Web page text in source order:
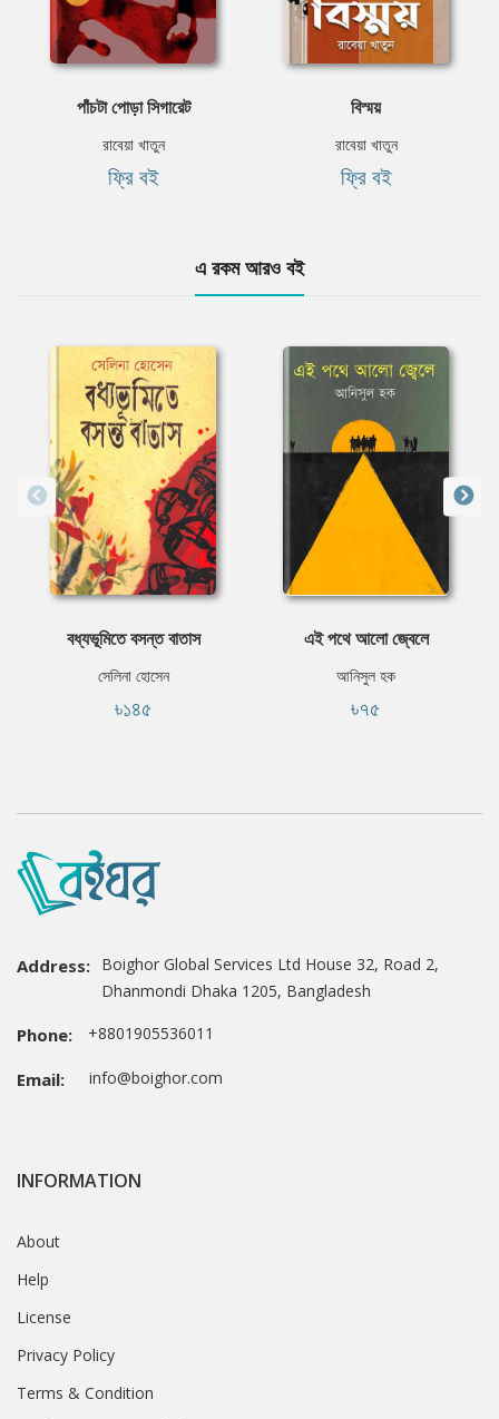
পাঁচটা পোড়া সিগারেট
রাবেয়া খাতুন
ফ্রি বই
বিস্ময়
রাবেয়া খাতুন
ফ্রি বই
এ রকম আরও বই
বধ্যভূমিতে বসন্ত বাতাস
সেলিনা হোসেন
৳১৪৫
এই পথে আলো জ্বেলে
আনিসুল হক
৳৭৫
Address: Boighor Global Services Ltd House 32, Road 2,
Dhanmondi Dhaka 1205, Bangladesh
Phone: +8801905536011
Email: info@boighor.com
INFORMATION
About
Help
License
Privacy Policy
Terms & Condition